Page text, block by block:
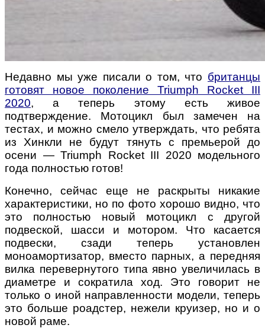
Недавно мы уже писали о том, что британцы
готовят новое поколение Triumph Rocket III
2020, а теперь этому есть живое
подтверждение. Мотоцикл был замечен на
тестах, и можно смело утверждать, что ребята
из Хинкли не будут тянуть с премьерой до
осени — Triumph Rocket III 2020 модельного
года полностью готов!
Конечно, сейчас еще не раскрыты никакие
характеристики, но по фото хорошо видно, что
это полностью новый мотоцикл с другой
подвеской, шасси и мотором. Что касается
подвески, сзади теперь установлен
моноамортизатор, вместо парных, а передняя
вилка перевернутого типа явно увеличилась в
диаметре и сократила ход. Это говорит не
только о иной направленности модели, теперь
это больше роадстер, нежели круизер, но и о
новой раме.